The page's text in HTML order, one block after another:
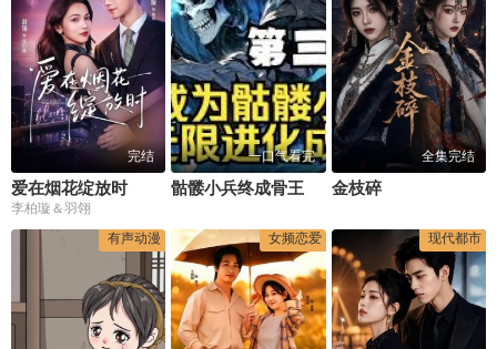
完结
爱在烟花绽放时
李柏璇＆羽翎
一口气看完
骷髅小兵终成骨王
全集完结
金枝碎
有声动漫 女频恋爱 现代都市